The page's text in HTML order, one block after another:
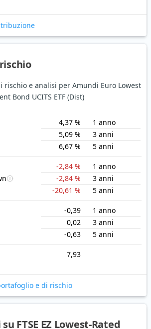
rischio e analisi per Amundi Euro Lowest
Bond UCITS ETF (Dist)
4,37 %
1 anno
5,09 %
3 anni
6,67 %
5 anni
-2,84 %
1 anno
-2,84 %
3 anni
-20,61 %
5 anni
-0,39
1 anno
0,02
3 anni
-0,63
5 anni
7,93
e di rischio
FTSE EZ Lowest-Rated